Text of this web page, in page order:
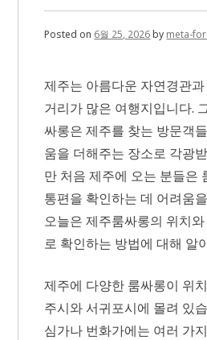
볼
때
주
점
Posted on 6월 25, 2026by meta-
제주는 아름다운 자연경관
거리가 많은 여행지입니다.
싸롱은 제주를 찾는 방문객
움을 더해주는 장소로 각광
만 처음 제주에 오는 분들은
통편을 확인하는 데 어려움
오늘은 제주룸싸롱의 위치
로 확인하는 방법에 대해 알
제주에 다양한 룸싸롱이 위
주시와 서귀포시에 몰려 있
심가나 번화가에는 여러 가